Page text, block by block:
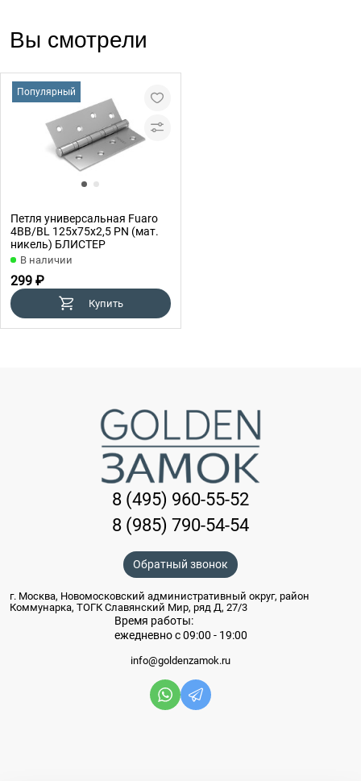
Вы смотрели
Популярный
Петля универсальная Fuaro
4BB/BL 125x75x2,5 PN (мат.
никель) БЛИСТЕР
В наличии
299 ₽
Купить
8 (495) 960-55-52
8 (985) 790-54-54
Обратный звонок
г. Москва, Новомосковский административный округ, район
Коммунарка, ТОГК Славянский Мир, ряд Д, 27/3
Время работы:
ежедневно с 09:00 - 19:00
info@goldenzamok.ru